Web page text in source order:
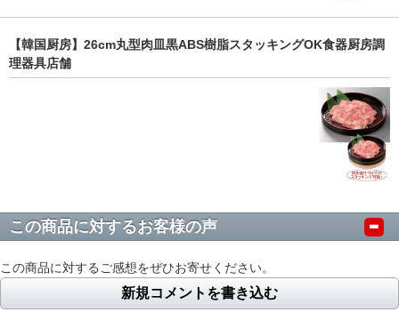
【韓国厨房】26cm丸型肉皿黒ABS樹脂スタッキングOK食器厨房調
理器具店舗
この商品に対するお客様の声
この商品に対するご感想をぜひお寄せください。
新規コメントを書き込む